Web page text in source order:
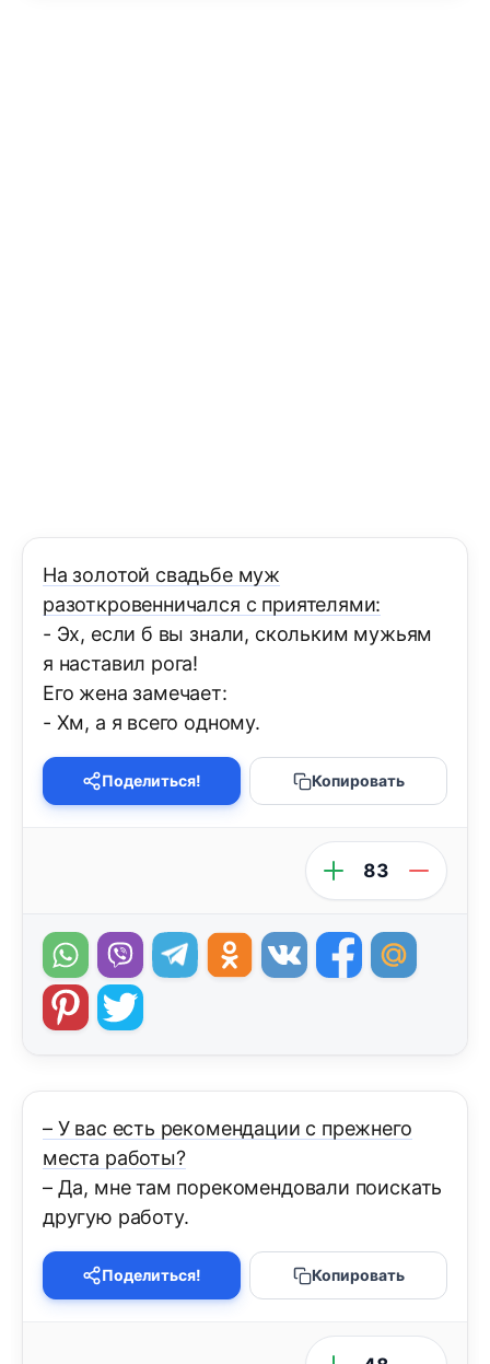
На золотой свадьбе муж
разоткровенничался с приятелями:
- Эх, если б вы знали, скольким мужьям
я наставил рога!
Его жена замечает:
- Хм, а я всего одному.
Поделиться! Копировать
83
– У вас есть рекомендации с прежнего
места работы?
– Да, мне там порекомендовали поискать
другую работу.
Поделиться! Копировать